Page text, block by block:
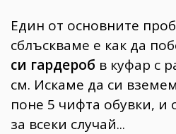
ПОСЛЕДВАЙТЕ
НИ
Един от основните
сблъскваме е как да
си гардероб в куфар с
см. Искаме да си
поне 5 чифта обувки, и
за всеки случай...